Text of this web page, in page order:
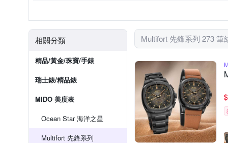
相關分類
精品/黃金/珠寶/手錶
瑞士錶/精品錶
MIDO 美度表
Ocean Star 海洋之星
Multifort 先鋒系列
Multifort 先鋒系列 273 筆
$